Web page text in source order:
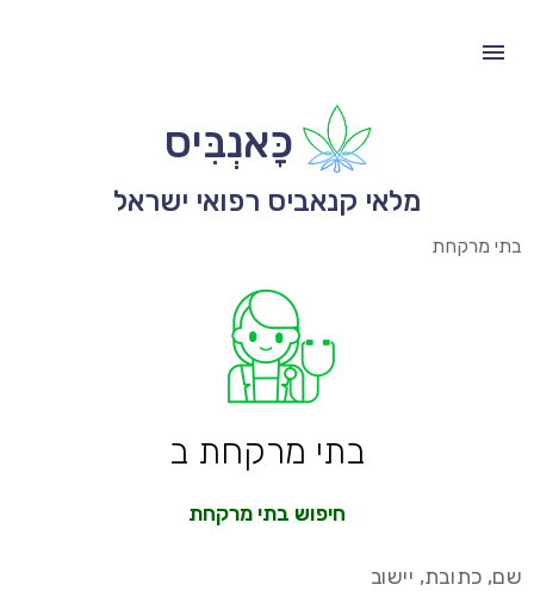
כָּאנְבִּיס
מלאי קנאביס רפואי ישראל
בתי מרקחת
בתי מרקחת ב
חיפוש בתי מרקחת
שם, כתובת, יישוב